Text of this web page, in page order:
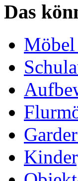
Das